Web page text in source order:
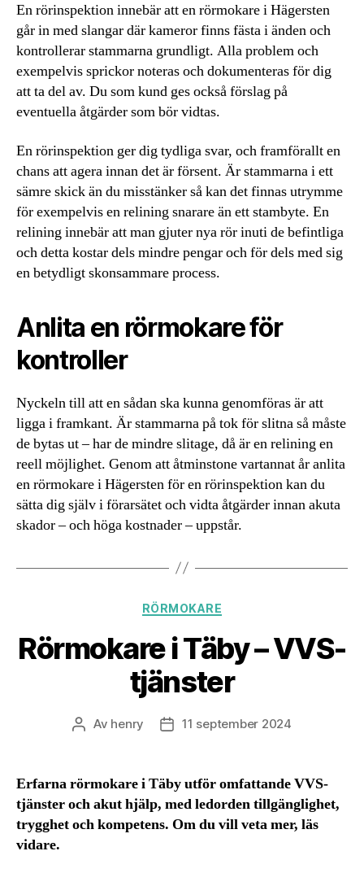
En rörinspektion innebär att en rörmokare i Hägersten
går in med slangar där kameror finns fästa i änden och
kontrollerar stammarna grundligt. Alla problem och
exempelvis sprickor noteras och dokumenteras för dig
att ta del av. Du som kund ges också förslag på
eventuella åtgärder som bör vidtas.
En rörinspektion ger dig tydliga svar, och framförallt en
chans att agera innan det är försent. Är stammarna i ett
sämre skick än du misstänker så kan det finnas utrymme
för exempelvis en relining snarare än ett stambyte. En
relining innebär att man gjuter nya rör inuti de befintliga
och detta kostar dels mindre pengar och för dels med sig
en betydligt skonsammare process.
Anlita en rörmokare för
kontroller
Nyckeln till att en sådan ska kunna genomföras är att
ligga i framkant. Är stammarna på tok för slitna så måste
de bytas ut – har de mindre slitage, då är en relining en
reell möjlighet. Genom att åtminstone vartannat år anlita
en rörmokare i Hägersten för en rörinspektion kan du
sätta dig själv i förarsätet och vidta åtgärder innan akuta
skador – och höga kostnader – uppstår.
Kategorier
RÖRMOKARE
Rörmokare i Täby – VVS-
tjänster
Inläggsförfattare
Av henry Inläggsdatum
11 september 2024
Erfarna rörmokare i Täby utför omfattande VVS-
tjänster och akut hjälp, med ledorden tillgänglighet,
trygghet och kompetens. Om du vill veta mer, läs
vidare.